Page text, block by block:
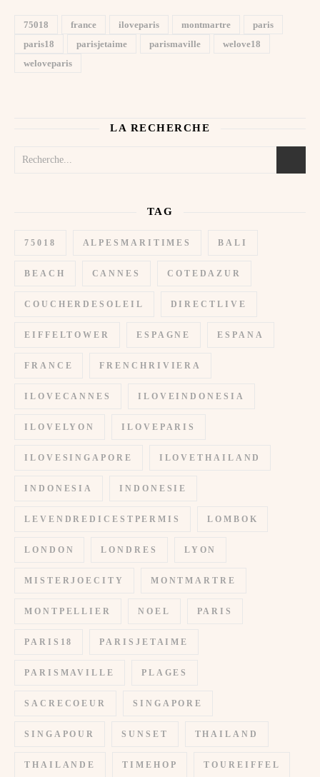
75018 france iloveparis montmartre
paris
paris18
parisjetaime parismaville
welove18
weloveparis
LA RECHERCHE
TAG
75018 ALPESMARITIMES BALI
BEACH CANNES COTEDAZUR
COUCHERDESOLEIL DIRECTLIVE
EIFFELTOWER ESPAGNE ESPANA
FRANCE FRENCHRIVIERA
ILOVECANNES ILOVEINDONESIA
ILOVELYON ILOVEPARIS
ILOVESINGAPORE ILOVETHAILAND
INDONESIA INDONESIE
LEVENDREDICESTPERMIS LOMBOK
LONDON LONDRES LYON
MISTERJOECITY MONTMARTRE
MONTPELLIER NOEL PARIS
PARIS18 PARISJETAIME
PARISMAVILLE PLAGES
SACRECOEUR SINGAPORE
SINGAPOUR SUNSET THAILAND
THAILANDE TIMEHOP TOUREIFFEL